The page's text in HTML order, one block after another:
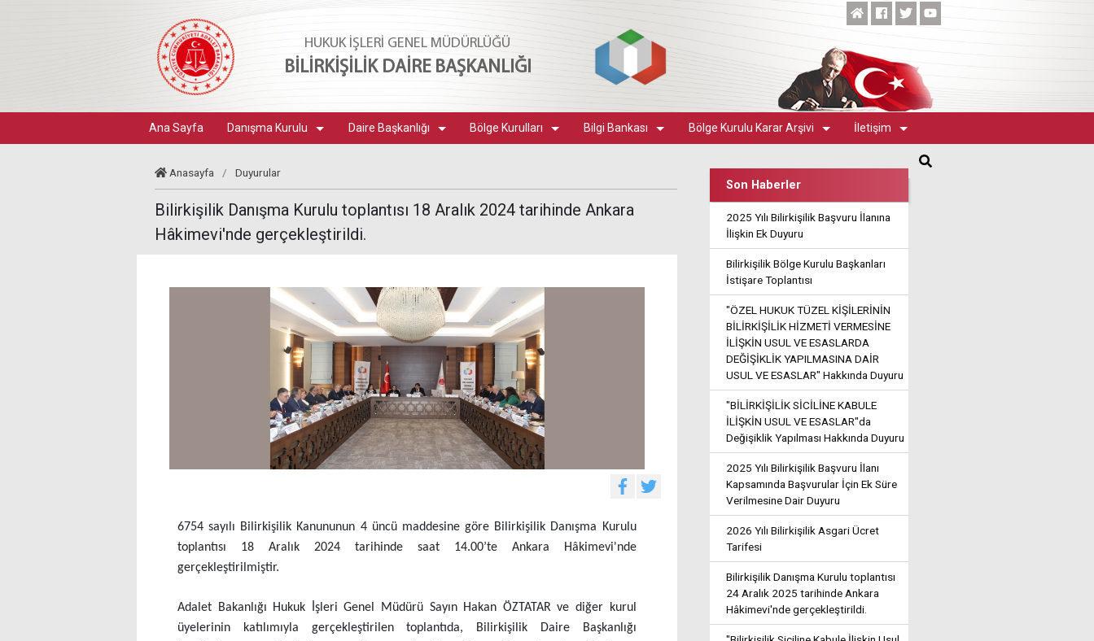
HUKUK İŞLERİ GENEL MÜDÜRLÜĞÜ
BİLİRKİŞİLİK DAİRE BAŞKANLIĞI
Ana Sayfa Danışma Kurulu Daire Başkanlığı Bölge Kurulları Bilgi Bankası Bölge Kurulu Karar Arşivi İletişim
Anasayfa / Duyurular
Bilirkişilik Danışma Kurulu toplantısı 18 Aralık 2024 tarihinde Ankara
Hâkimevi'nde gerçekleştirildi.
6754 sayılı Bilirkişilik Kanununun 4 üncü maddesine göre Bilirkişilik Danışma Kurulu
toplantısı 18 Aralık 2024 tarihinde saat 14.00’te Ankara Hâkimevi'nde
gerçekleştirilmiştir.
Adalet Bakanlığı Hukuk İşleri Genel Müdürü Sayın Hakan ÖZTATAR ve diğer kurul
üyelerinin katılımıyla gerçekleştirilen toplantıda, Bilirkişilik Daire Başkanlığı
Son Haberler
2025 Yılı Bilirkişilik Başvuru İlanına
İlişkin Ek Duyuru
Bilirkişilik Bölge Kurulu Başkanları
İstişare Toplantısı
"ÖZEL HUKUK TÜZEL KİŞİLERİNİN
BİLİRKİŞİLİK HİZMETİ VERMESİNE
İLİŞKİN USUL VE ESASLARDA
DEĞİŞİKLİK YAPILMASINA DAİR
USUL VE ESASLAR" Hakkında Duyuru
"BİLİRKİŞİLİK SİCİLİNE KABULE
İLİŞKİN USUL VE ESASLAR"da
Değişiklik Yapılması Hakkında Duyuru
2025 Yılı Bilirkişilik Başvuru İlanı
Kapsamında Başvurular İçin Ek Süre
Verilmesine Dair Duyuru
2026 Yılı Bilirkişilik Asgari Ücret
Tarifesi
Bilirkişilik Danışma Kurulu toplantısı
24 Aralık 2025 tarihinde Ankara
Hâkimevi'nde gerçekleştirildi.